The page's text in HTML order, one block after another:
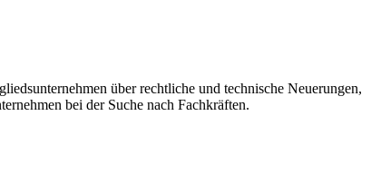
über rechtliche und technische Neuerungen,
bei der Suche nach Fachkräften.